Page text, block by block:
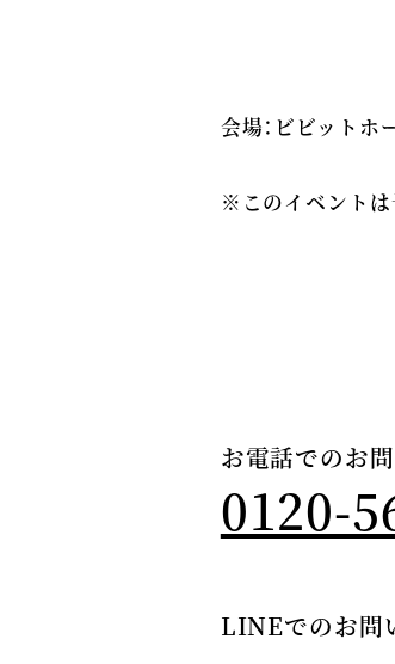
会場：ビビットホ
※このイベントは
お電話でのお
0120-
LINEでのお問